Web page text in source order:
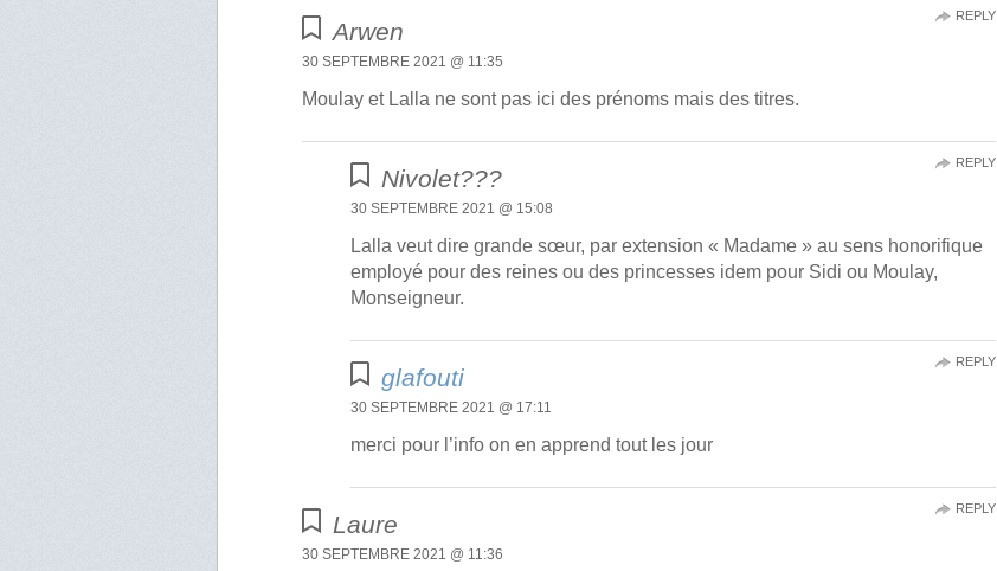
Arwen
30 SEPTEMBRE 2021 @ 11:35
Moulay et Lalla ne sont pas ici des prénoms mais des titres.
REPLY
Nivolet???
30 SEPTEMBRE 2021 @ 15:08
Lalla veut dire grande sœur, par extension « Madame » au sens honorifique
employé pour des reines ou des princesses idem pour Sidi ou Moulay,
Monseigneur.
REPLY
glafouti
30 SEPTEMBRE 2021 @ 17:11
merci pour l’info on en apprend tout les jour
REPLY
Laure
30 SEPTEMBRE 2021 @ 11:36
REPLY